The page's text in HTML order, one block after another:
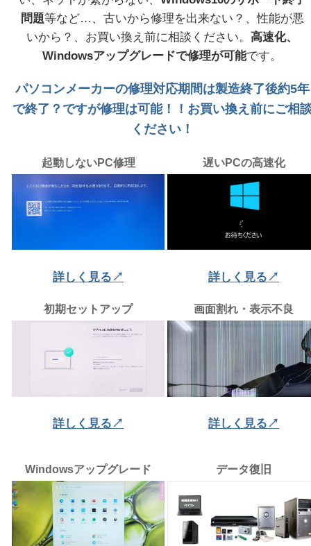
問題等など…、古いから修理を出来ない？、性能が悪
いから？、お買い換え前に相談ください。高速化、
Windowsアップグレードで修理が可能です。
パソコンメーカーの修理対応期間は製造終了後約5年
で終了？ですが修理は可能！！お買い換え前にご相
ください！
起動しないPC修理
詳しく見る↗
遅いPCの高速化
詳しく見る↗
初期セットアップ
詳しく見る↗
画面割れ・表示不良
詳しく見る↗
Windowsアップグレード データ復旧